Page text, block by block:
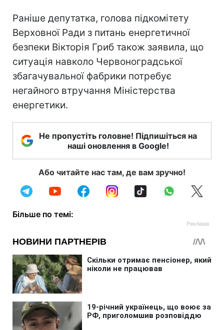
Раніше депутатка, голова підкомітету
Верховної Ради з питань енергетичної
безпеки Вікторія Гриб також заявила, що
ситуація навколо Червоноградської
збагачувальної фабрики потребує
негайного втручання Міністерства
енергетики.
Не пропустіть головне! Підпишіться на
наші оновлення в Google!
Або читайте нас там, де вам зручно!
Більше по темі: